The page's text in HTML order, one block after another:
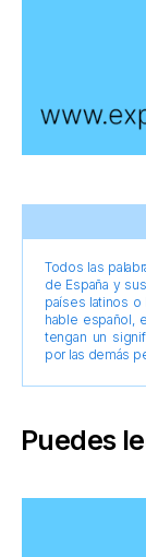
Todos las
de España y
países latinos
hable español,
tengan un
por las demás
Puedes